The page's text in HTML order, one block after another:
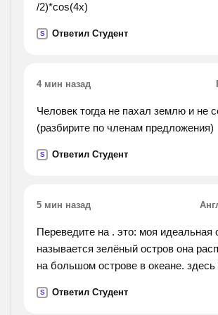
/2)*cos(4x)
S Ответил Студент
4 мин назад
Человек тогда не пахал землю и не
(разбирите по членам предложения)
S Ответил Студент
5 мин назад
Переведите на . это: моя идеальная
называется зелёный остров она
на большом острове в океане.
or very hot in the summer. there are
S Ответил Студент